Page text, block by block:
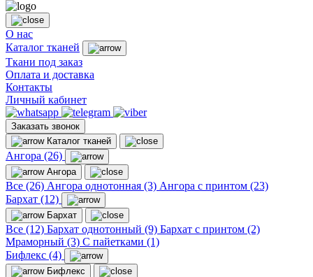
О нас
Каталог тканей
Ткани под заказ
Оплата и доставка
Контакты
Личный кабинет
Заказать звонок
Каталог тканей
Ангора (26)
Ангора
Все (26) Ангора однотонная (3) Ангора с принтом (23)
Бархат (12)
Бархат
Все (12) Бархат однотонный (9) Бархат с принтом (2)
Мраморный (3) С пайетками (1)
Бифлекс (4)
Бифлекс